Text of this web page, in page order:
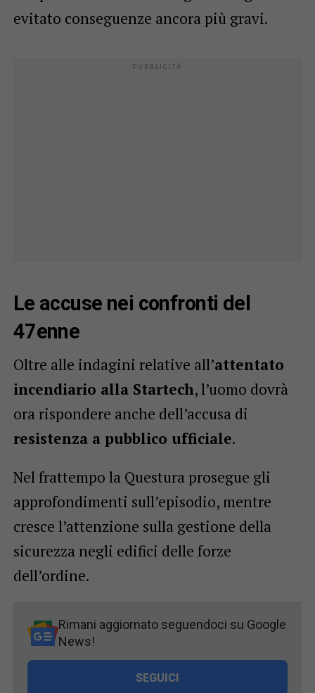
evitato conseguenze ancora più gravi.
Le accuse nei confronti del
47enne
Oltre alle indagini relative all’attentato
incendiario alla Startech, l’uomo dovrà
ora rispondere anche dell’accusa di
resistenza a pubblico ufficiale.
Nel frattempo la Questura prosegue gli
approfondimenti sull’episodio, mentre
cresce l’attenzione sulla gestione della
sicurezza negli edifici delle forze
dell’ordine.
Rimani aggiornato seguendoci su Google
News!
SEGUICI